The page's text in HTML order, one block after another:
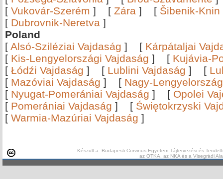
[ Vukovár-Szerém ] [ Zára ] [ Šibenik-Knin
[ Dubrovnik-Neretva ]
Poland
[ Alsó-Sziléziai Vajdaság ] [ Kárpátaljai
[ Kis-Lengyelországi Vajdaság ] [ Kujávia-
[ Łódźi Vajdaság ] [ Lublini Vajdaság ] [
[ Mazóviai Vajdaság ] [ Nagy-
[ Nyugat-Pomerániai Vajdaság ] [ Opolei
[ Pomerániai Vajdaság ] [ Świętokrzyski
[ Warmia-Mazúriai Vajdaság ]
Készült a Budapesti Corvinus Egyetem Tájtervezési és
az OTKA, az NKA és a Visegrádi